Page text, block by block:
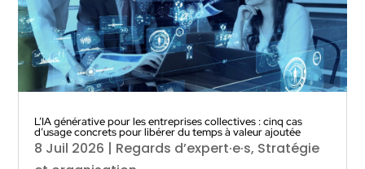
L’IA générative pour les entreprises collectives : cinq cas
d’usage concrets pour libérer du temps à valeur ajoutée
8 Juil 2026 | Regards d’expert·e·s, Stratégie